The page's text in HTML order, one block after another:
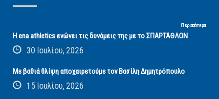
Περισσότερα
Η ena athletics ενώνει τις δυνάμεις της με το ΣΠΑΡΤΑΘΛΟΝ
30 Ιουλίου, 2026
Με βαθιά θλίψη αποχαιρετούμε τον Βασίλη Δημητρόπουλο
15 Ιουλίου, 2026